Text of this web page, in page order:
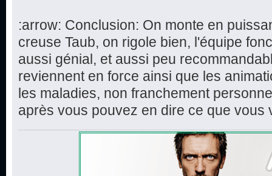
:arrow: Conclusion: On monte en
creuse Taub, on rigole bien, l'équipe
aussi génial, et aussi peu
reviennent en force ainsi que les
les maladies, non franchement
après vous pouvez en dire ce que vous